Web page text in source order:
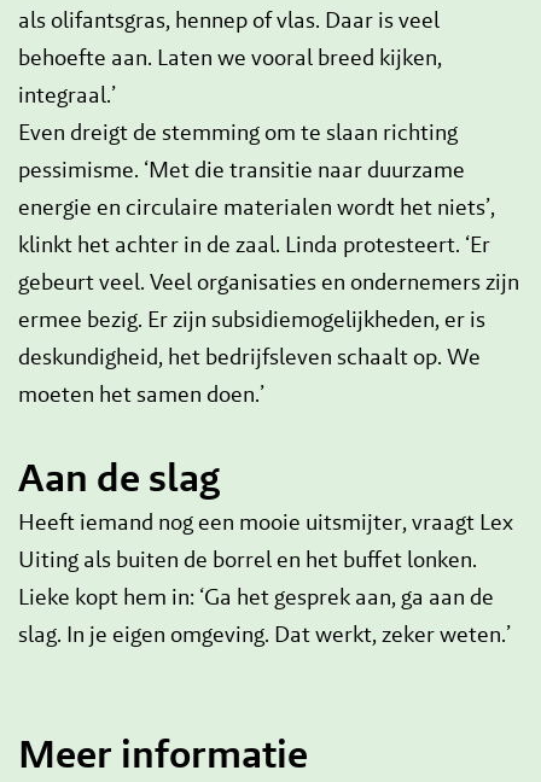
als olifantsgras, hennep of vlas. Daar is veel
behoefte aan. Laten we vooral breed kijken,
integraal.’
Even dreigt de stemming om te slaan richting
pessimisme. ‘Met die transitie naar duurzame
energie en circulaire materialen wordt het niets’,
klinkt het achter in de zaal. Linda protesteert. ‘Er
gebeurt veel. Veel organisaties en ondernemers zijn
ermee bezig. Er zijn subsidiemogelijkheden, er is
deskundigheid, het bedrijfsleven schaalt op. We
moeten het samen doen.’
Aan de slag
Heeft iemand nog een mooie uitsmijter, vraagt Lex
Uiting als buiten de borrel en het buffet lonken.
Lieke kopt hem in: ‘Ga het gesprek aan, ga aan de
slag. In je eigen omgeving. Dat werkt, zeker weten.’
Meer informatie